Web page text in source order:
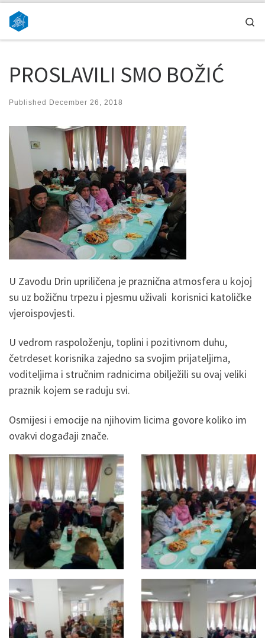
Skip to content
PROSLAVILI SMO BOŽIĆ
Published December 26, 2018
U Zavodu Drin upriličena je praznična atmosfera u kojoj
su uz božičnu trpezu i pjesmu uživali korisnici katoličke
vjeroispovjesti.
U vedrom raspoloženju, toplini i pozitivnom duhu,
četrdeset korisnika zajedno sa svojim prijateljima,
voditeljima i stručnim radnicima obilježili su ovaj veliki
praznik kojem se raduju svi.
Osmijesi i emocije na njihovim licima govore koliko im
ovakvi događaji znače.